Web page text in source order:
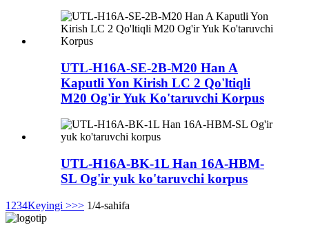
UTL-H16A-SE-2B-M20 Han A
Kaputli Yon Kirish LC 2 Qo'ltiqli
M20 Og'ir Yuk Ko'taruvchi Korpus
UTL-H16A-BK-1L Han 16A-HBM-
SL Og'ir yuk ko'taruvchi korpus
1 234Keyingi >>> 1/4-sahifa